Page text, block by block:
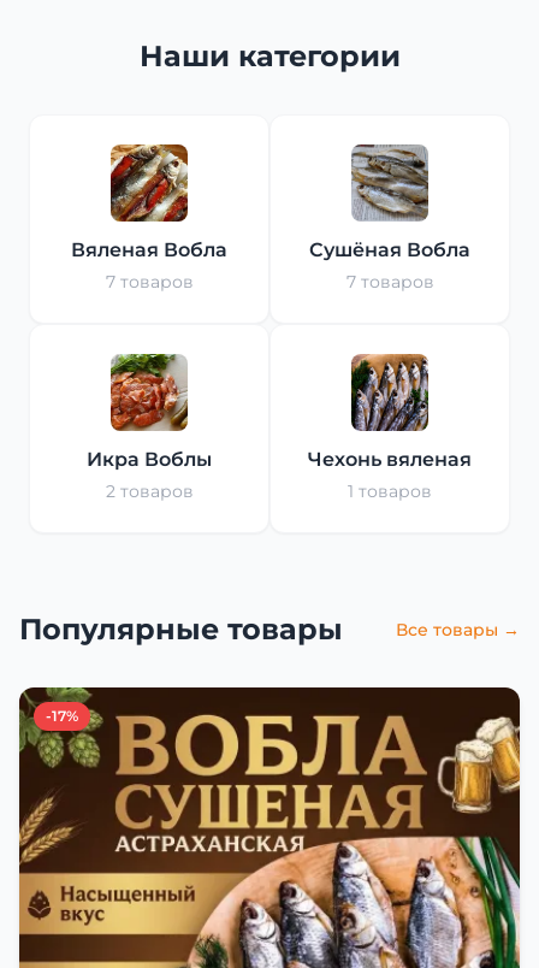
Наши категории
Вяленая Вобла
7 товаров
Сушёная Вобла
7 товаров
Икра Воблы
2 товаров
Чехонь вяленая
1 товаров
Популярные товары Все товары →
-17%